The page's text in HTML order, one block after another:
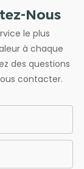
Nous
le plus
à chaque
des questions
contacter.